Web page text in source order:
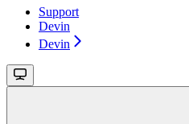
Support
Devin
Devin